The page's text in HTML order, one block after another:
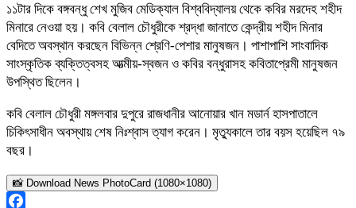
১১টার দিকে বঙ্গবন্ধু শেখ মুজিব মেডিক্যাল বিশ্ববিদ্যালয় থেকে কবির মরদেহ শহীদ
মিনারে নেওয়া হয়। কবি বেলাল চৌধুরীকে শ্রদ্ধা জানাতে কেন্দ্রীয় শহীদ মিনার
বেদিতে অবস্থান করছেন বিভিন্ন শ্রেণি-পেশার মানুষজন। পাশাপাশি সাংবাদিক
সাংস্কৃতিক ব্যক্তিত্বসহ আত্মীয়-স্বজন ও কবির বন্ধুরাসহ কবিতাপ্রেমী মানুষজন
উপস্থিত ছিলেন।
কবি বেলাল চৌধুরী মঙ্গলবার দুপুরে রাজধানীর আনোয়ার খান মডার্ন হাসপাতালে
চিকিৎসাধীন অবস্থায় শেষ নিঃশ্বাস ত্যাগ করেন। মৃত্যুকালে তার বয়স হয়েছিল ৭৯
বছর।
📸 Download News PhotoCard (1080×1080)